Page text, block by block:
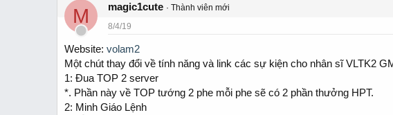
r
a
d
s
t
a
r
t
a
d
a
t
e
ợ
M magic1cute
Thành viên mới
8/4/19
Website: volam2
Một chút thay đổi về tính năng và link các sự kiện cho nhân sĩ VLTK2
1: Đua TOP 2 server
*. Phần này về TOP tướng 2 phe mỗi phe sẽ có 2 phần thưởng HPT.
2: Minh Giáo Lệnh